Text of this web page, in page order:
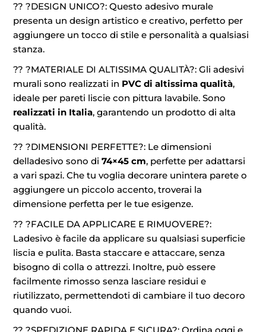
?? ?DESIGN UNICO?: Questo adesivo murale
presenta un design artistico e creativo, perfetto per
aggiungere un tocco di stile e personalità a qualsiasi
stanza.
?? ?MATERIALE DI ALTISSIMA QUALITÀ?: Gli adesivi
murali sono realizzati in PVC di altissima qualità,
ideale per pareti liscie con pittura lavabile. Sono
realizzati in Italia, garantendo un prodotto di alta
qualità.
?? ?DIMENSIONI PERFETTE?: Le dimensioni
delladesivo sono di74×45 cm, perfette per adattarsi
a vari spazi. Che tu voglia decorare unintera parete o
aggiungere un piccolo accento, troverai la
dimensione perfetta per le tue esigenze.
?? ?FACILE DA APPLICARE E RIMUOVERE?:
Ladesivo è facile da applicare su qualsiasi superficie
liscia e pulita. Basta staccare e attaccare, senza
bisogno di colla o attrezzi. Inoltre, può essere
facilmente rimosso senza lasciare residui e
riutilizzato, permettendoti di cambiare il tuo decoro
quando vuoi.